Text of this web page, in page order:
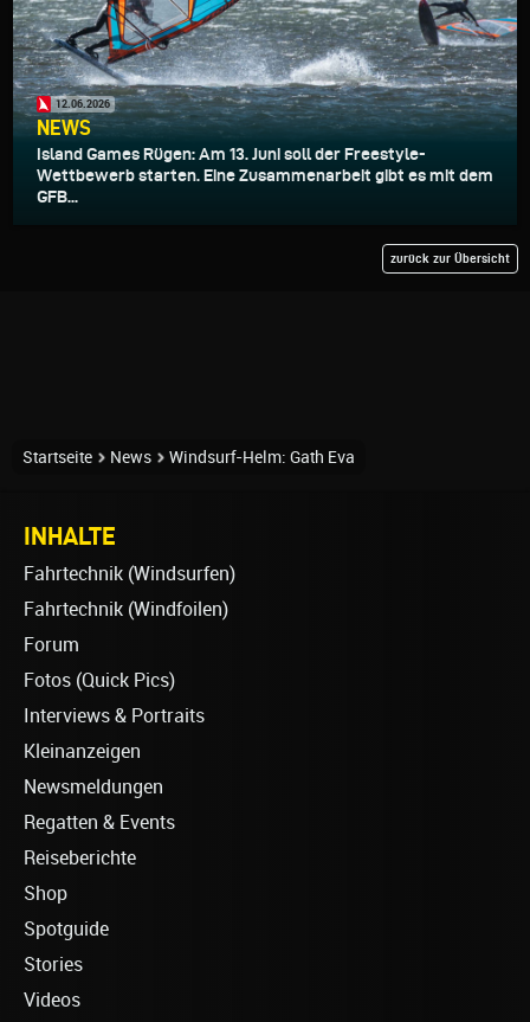
12.06.2026
NEWS
Island Games Rügen: Am 13. Juni soll der Freestyle-
Wettbewerb starten. Eine Zusammenarbeit gibt es mit dem
GFB...
zurück zur Übersicht
Startseite News Windsurf-Helm: Gath Eva
INHALTE
Fahrtechnik (Windsurfen)
Fahrtechnik (Windfoilen)
Forum
Fotos (Quick Pics)
Interviews & Portraits
Kleinanzeigen
Newsmeldungen
Regatten & Events
Reiseberichte
Shop
Spotguide
Stories
Videos